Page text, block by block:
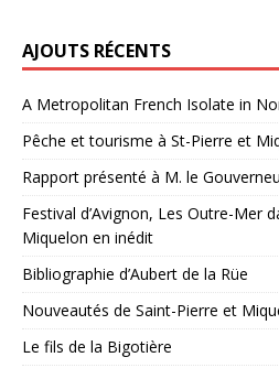
AJOUTS RÉCENTS
A Metropolitan French Isolate in
Pêche et tourisme à St-Pierre et
Rapport présenté à M. le
Festival d’Avignon, Les Outre-Mer
Miquelon en inédit
Bibliographie d’Aubert de la Rüe
Nouveautés de Saint-Pierre et
Le fils de la Bigotière